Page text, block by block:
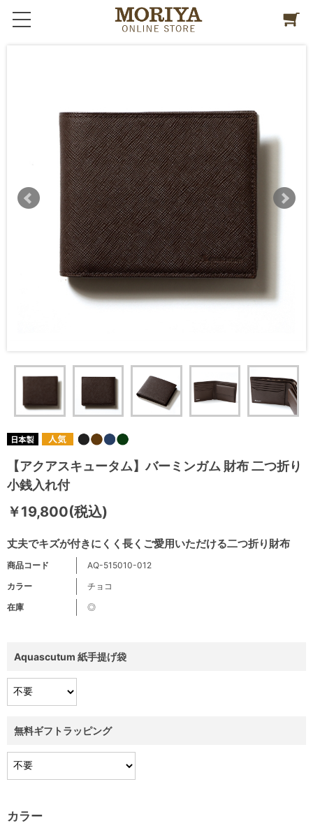
【アクアスキュータム】バーミンガム 財布 二つ折り
小銭入れ付
丈夫でキズが付きにくく長くご愛用いただける二つ折り財布
￥19,800(税込)
商品コード
AQ-515010-012
カラー
チョコ
在庫
◎
Aquascutum 紙手提げ袋
無料ギフトラッピング
カラー